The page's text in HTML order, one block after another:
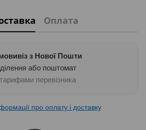
Оплата
з Нової Пошти
або поштомат
перевізника
про оплату і доставку